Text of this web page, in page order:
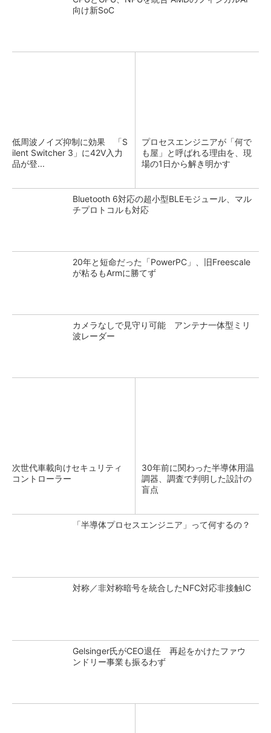
向け新SoC
低周波ノイズ抑制に効果 「S
ilent Switcher 3」に42V入力
品が登...
プロセスエンジニアが「何で
も屋」と呼ばれる理由を、現
場の1日から解き明かす
Bluetooth 6対応の超小型BLEモジュール、マル
チプロトコルも対応
20年と短命だった「PowerPC」、旧Freescale
が粘るもArmに勝てず
カメラなしで見守り可能 アンテナ一体型ミリ
波レーダー
次世代車載向けセキュリティ
コントローラー
30年前に関わった半導体用温
調器、調査で判明した設計の
盲点
「半導体プロセスエンジニア」って何するの？
対称／非対称暗号を統合したNFC対応非接触IC
Gelsinger氏がCEO退任 再起をかけたファウ
ンドリー事業も振るわず